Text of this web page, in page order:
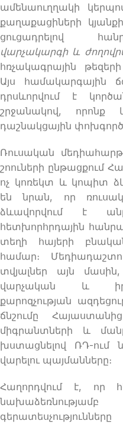
ամենաուղղակի
քաղաքացիների
ցուցադրելով
վարչակարգի և
հռչակագրային
Այս համակարգային
դրսևորվում է
շրջանակով,
դաշնակցային
Ռուսական
շոուների ընթացքում
ոչ կոռեկտ և կոպիտ
են նրան, որ
ձևավորվում է
հետխորհրդային
տեղի հայերի
համար։
տվյալներ այն
վարչական և
քարոզչության
ճնշումը
միգրանտների և
խստացնելով ՌԴ-ում
վարելու պայմանները։
Հաղորդվում է, որ